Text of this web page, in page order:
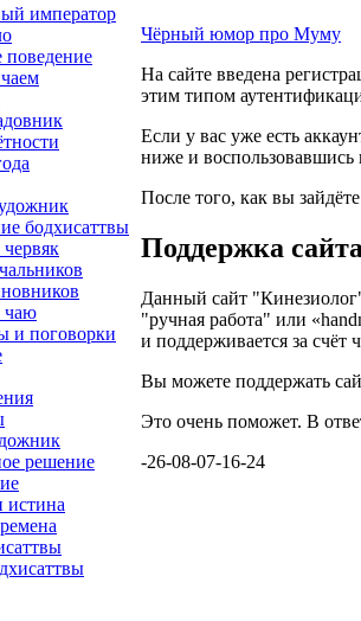
император
поведение
бодхисаттвы
чаю
и поговорки
решение
истина
Чёрный юмор про Муму
На сайте введена
этим типом
Если у вас уже есть
ниже и
После того, как вы
Поддержка сайта
Данный сайт
"ручная работа" или
и поддерживается за счёт
Вы можете поддержать
Это очень поможет. В
-26-08-07-16-24